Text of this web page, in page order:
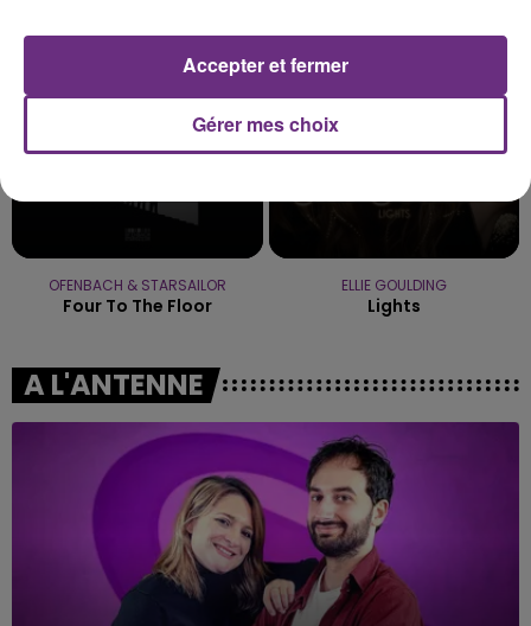
6h08
6h08
OFENBACH & STARSAILOR
Four To The Floor
6h04
6h04
ELLIE GOULDING
Lights
A L'ANTENNE
Gérer mes choix
Accepter et fermer